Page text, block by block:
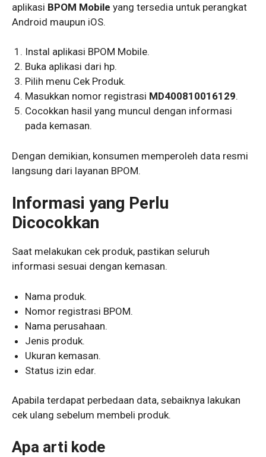
aplikasi BPOM Mobile yang tersedia untuk perangkat
Android maupun iOS.
Instal aplikasi BPOM Mobile.
Buka aplikasi dari hp.
Pilih menu Cek Produk.
Masukkan nomor registrasi MD400810016129.
Cocokkan hasil yang muncul dengan informasi
pada kemasan.
Dengan demikian, konsumen memperoleh data resmi
langsung dari layanan BPOM.
Informasi yang Perlu
Dicocokkan
Saat melakukan cek produk, pastikan seluruh
informasi sesuai dengan kemasan.
Nama produk.
Nomor registrasi BPOM.
Nama perusahaan.
Jenis produk.
Ukuran kemasan.
Status izin edar.
Apabila terdapat perbedaan data, sebaiknya lakukan
cek ulang sebelum membeli produk.
Apa arti kode